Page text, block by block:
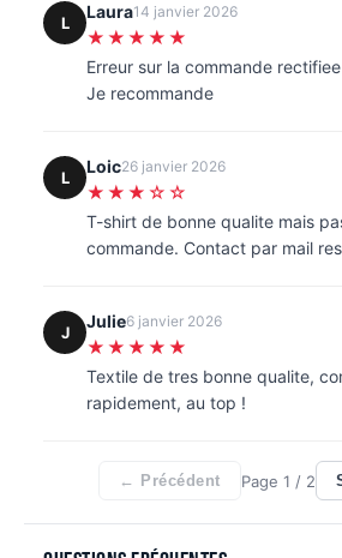
L
Laura14 janvier 2026
★★★★★
Erreur sur la commande
Je recommande
L
Loic26 janvier 2026
★★★☆☆
T-shirt de bonne qualite mais
commande. Contact par mail
J
Julie6 janvier 2026
★★★★★
Textile de tres bonne qualite,
rapidement, au top !
← Précédent Page1 / 2